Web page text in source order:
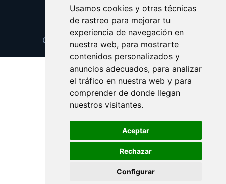
Usamos cookies y otras técnicas
de rastreo para mejorar tu
experiencia de navegación en
nuestra web, para mostrarte
contenidos personalizados y
anuncios adecuados, para analizar
el tráfico en nuestra web y para
comprender de donde llegan
nuestros visitantes.
Aceptar
Rechazar
Configurar
Update cookies preferences
Copyright © 2025 cuponesgratis.es